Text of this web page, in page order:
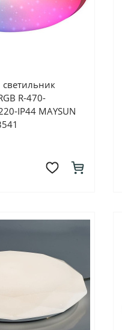
R-470-
IP44 MAYSUN